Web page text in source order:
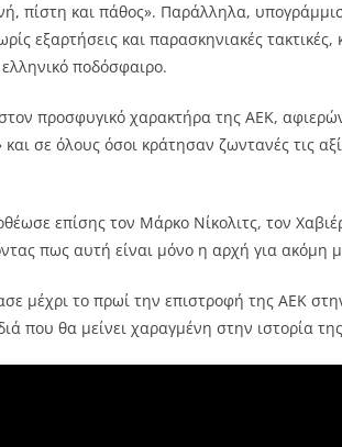
πίστη και πάθος». Παράλληλα,
εξαρτήσεις και παρασκηνιακές τακτικές,
ποδόσφαιρο.
προσφυγικό χαρακτήρα της ΑΕΚ,
σε όλους όσοι κράτησαν ζωντανές τις
επίσης τον Μάρκο Νίκολιτς, τον
πως αυτή είναι μόνο η αρχή για ακόμη
μέχρι το πρωί την επιστροφή της ΑΕΚ
που θα μείνει χαραγμένη στην ιστορία